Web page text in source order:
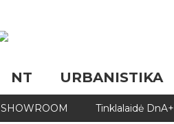
NT URBANISTIKA
SHOWROOM Tinklalaidė DnA+